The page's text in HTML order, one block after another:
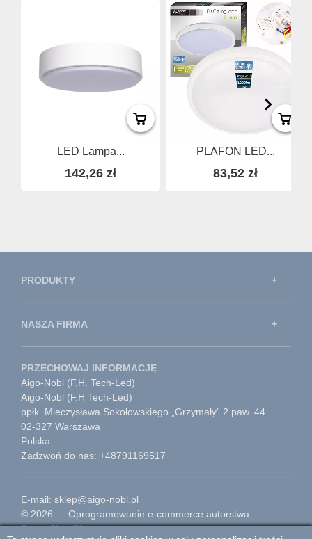
LED Lampa...
142,26 zł
PLAFON LED...
83,52 zł
PRODUKTY
NASZA FIRMA
PRZECHOWAJ INFORMACJĘ
Aigo-Nobl (F.H. Tech-Led)
Aigo-Nobl (F.H Tech-Led)
ppłk. Mieczysława Sokołowskiego „Grzymały” 2 paw. 44
02-327 Warszawa
Polska
Zadzwoń do nas: +48791169517
E-mail: sklep@aigo-nobl.pl
© 2026 — Oprogramowanie e-commerce autorstwa
PrestaShop™